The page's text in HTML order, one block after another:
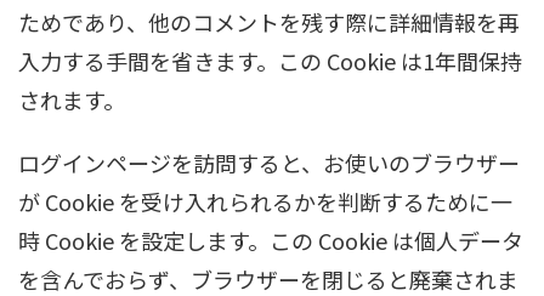
ためであり、他のコメントを残す際に詳細情報を再
入力する手間を省きます。この Cookie は1年間保持
されます。
ログインページを訪問すると、お使いのブラウザー
が Cookie を受け入れられるかを判断するために一
時 Cookie を設定します。この Cookie は個人データ
を含んでおらず、ブラウザーを閉じると廃棄されま